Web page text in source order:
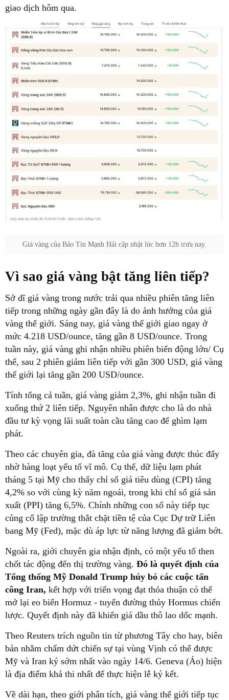
giao dịch hôm qua.
Giá vàng của Bảo Tín Mạnh Hải cập nhật lúc hơn 12h trưa nay.
Vì sao giá vàng bật tăng liên tiếp?
Sở dĩ giá vàng trong nước trải qua nhiều phiên tăng liên
tiếp trong những ngày gần đây là do ảnh hưởng của giá
vàng thế giới. Sáng nay, giá vàng thế giới giao ngay ở
mức 4.218 USD/ounce, tăng gần 8 USD/ounce. Trong
tuần này, giá vàng ghi nhận nhiều phiên biến động lớn/ Cụ
thể, sau 2 phiên giảm liên tiếp với gần 300 USD, giá vàng
thế giới lại tăng gần 200 USD/ounce.
Tính tổng cả tuần, giá vàng giảm 2,3%, ghi nhận tuần đi
xuống thứ 2 liên tiếp. Nguyên nhân được cho là do nhà
đầu tư kỳ vọng lãi suất toàn cầu tăng cao để ghìm lạm
phát.
Theo các chuyên gia, đà tăng của giá vàng được thúc đẩy
nhờ hàng loạt yếu tố vĩ mô. Cụ thể, dữ liệu lạm phát
tháng 5 tại Mỹ cho thấy chỉ số giá tiêu dùng (CPI) tăng
4,2% so với cùng kỳ năm ngoái, trong khi chỉ số giá sản
xuất (PPI) tăng 6,5%. Chính những con số này tiếp tục
củng cố lập trường thắt chặt tiền tệ của Cục Dự trữ Liên
bang Mỹ (Fed), mặc dù áp lực từ năng lượng đã giảm bớt.
Ngoài ra, giới chuyên gia nhận định, có một yếu tố then
chốt tác động đến thị trường vàng. Đó là quyết định của
Tổng thống Mỹ Donald Trump hủy bỏ các cuộc tấn
công Iran, kết hợp với triển vọng đạt thỏa thuận có thể
mở lại eo biển Hormuz - tuyến đường thủy Hormus chiến
lược. Quyết định này đã khiến giá dầu thô lao dốc mạnh.
Theo Reuters trích nguồn tin từ phương Tây cho hay, biên
bản nhằm chấm dứt chiến sự tại vùng Vịnh có thể được
Mỹ và Iran ký sớm nhất vào ngày 14/6. Geneva (Áo) hiện
là địa điểm khả thi nhất để thực hiện lễ ký kết.
Về dài hạn, theo giới phân tích, giá vàng thế giới tiếp tục